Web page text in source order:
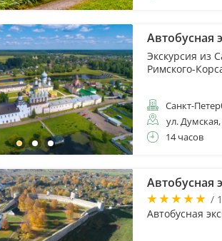
Автобусная
Экскурсия из
Римского-
Санкт-
ул. Думская,
14 часов
Автобусная
/
Автобусная